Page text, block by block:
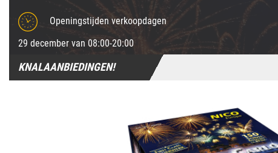
Openingstijden verkoopdagen
29 december van 08:00-20:00
KNALAANBIEDINGEN!